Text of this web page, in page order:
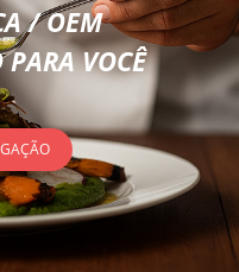
/ OEM
VOCÊ